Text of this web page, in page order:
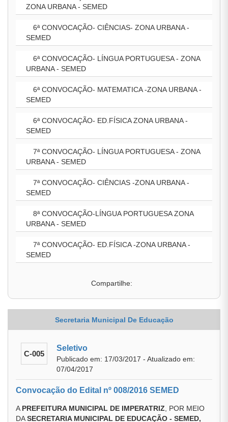
ZONA URBANA - SEMED
6ª CONVOCAÇÃO- CIÊNCIAS- ZONA URBANA -
SEMED
6ª CONVOCAÇÃO- LÍNGUA PORTUGUESA - ZONA
URBANA - SEMED
6ª CONVOCAÇÃO- MATEMATICA -ZONA URBANA -
SEMED
6ª CONVOCAÇÃO- ED.FÍSICA ZONA URBANA -
SEMED
7ª CONVOCAÇÃO- LÍNGUA PORTUGUESA - ZONA
URBANA - SEMED
7ª CONVOCAÇÃO- CIÊNCIAS -ZONA URBANA -
SEMED
8ª CONVOCAÇÃO-LÍNGUA PORTUGUESA ZONA
URBANA - SEMED
7ª CONVOCAÇÃO- ED.FÍSICA -ZONA URBANA -
SEMED
Compartilhe:
Secretaria Municipal De Educação
C-005
Seletivo
Publicado em: 17/03/2017 - Atualizado em:
07/04/2017
Convocação do Edital nº 008/2016 SEMED
A PREFEITURA MUNICIPAL DE IMPERATRIZ , POR MEIO
DASECRETARIA MUNICIPAL DE EDUCAÇÃO - SEMED,